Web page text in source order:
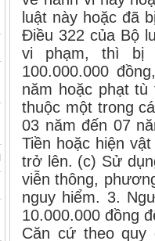
luật này hoặc đã
Điều 322 của Bộ
vi phạm, thì bị
100.000.000
năm hoặc phạt
thuộc một trong
03 năm đến 07
Tiền hoặc hiện
trở lên. (c) Sử
viễn thông,
nguy hiểm. 3.
10.000.000 đồng
Căn cứ theo quy